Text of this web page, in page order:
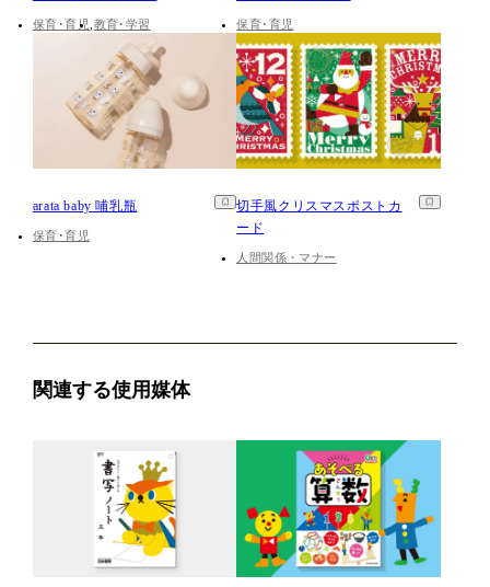
保育･育児 教育･学習 保育･育児
arata baby 哺乳瓶
保育･育児
切手風クリスマスポストカ
ード
人間関係・マナー
関連する使用媒体